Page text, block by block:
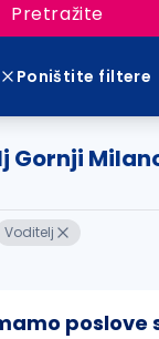
Pretražite
Poništite filtere
Gornji
Voditelj
poslove